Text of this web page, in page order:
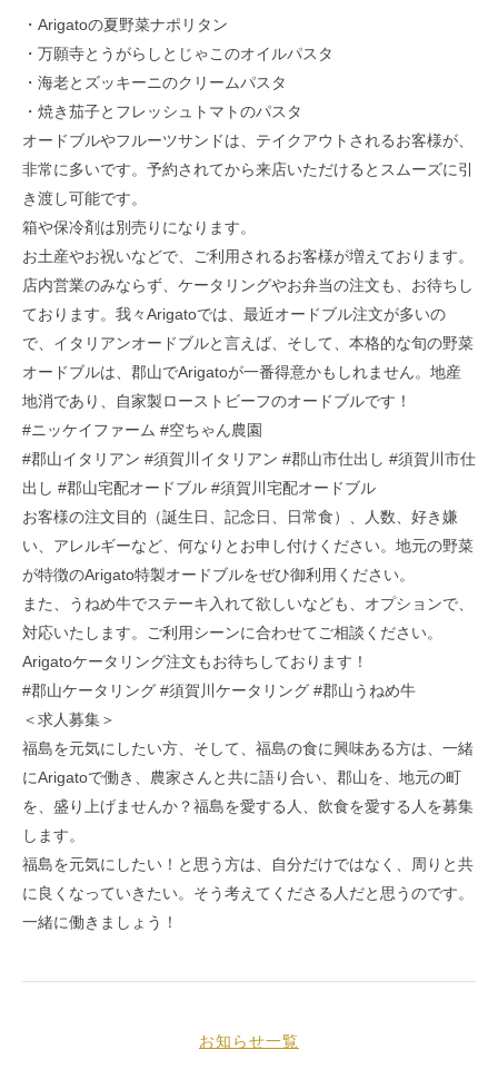
・Arigatoの夏野菜ナポリタン
・万願寺とうがらしとじゃこのオイルパスタ
・海老とズッキーニのクリームパスタ
・焼き茄子とフレッシュトマトのパスタ
オードブルやフルーツサンドは、テイクアウトされるお客様が、
非常に多いです。予約されてから来店いただけるとスムーズに引
き渡し可能です。
箱や保冷剤は別売りになります。
お土産やお祝いなどで、ご利用されるお客様が増えております。
店内営業のみならず、ケータリングやお弁当の注文も、お待ちし
ております。我々Arigatoでは、最近オードブル注文が多いの
で、イタリアンオードブルと言えば、そして、本格的な旬の野菜
オードブルは、郡山でArigatoが一番得意かもしれません。地産
地消であり、自家製ローストビーフのオードブルです！
#ニッケイファーム #空ちゃん農園
#郡山イタリアン #須賀川イタリアン #郡山市仕出し #須賀川市仕
出し #郡山宅配オードブル #須賀川宅配オードブル
お客様の注文目的（誕生日、記念日、日常食）、人数、好き嫌
い、アレルギーなど、何なりとお申し付けください。地元の野菜
が特徴のArigato特製オードブルをぜひ御利用ください。
また、うねめ牛でステーキ入れて欲しいなども、オプションで、
対応いたします。ご利用シーンに合わせてご相談ください。
Arigatoケータリング注文もお待ちしております！
#郡山ケータリング #須賀川ケータリング #郡山うねめ牛
＜求人募集＞
福島を元気にしたい方、そして、福島の食に興味ある方は、一緒
にArigatoで働き、農家さんと共に語り合い、郡山を、地元の町
を、盛り上げませんか？福島を愛する人、飲食を愛する人を募集
します。
福島を元気にしたい！と思う方は、自分だけではなく、周りと共
に良くなっていきたい。そう考えてくださる人だと思うのです。
一緒に働きましょう！
お知らせ一覧